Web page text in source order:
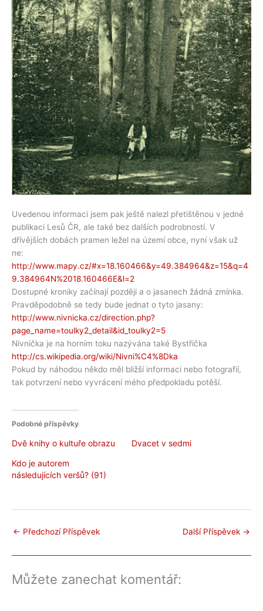
Uvedenou informaci jsem pak ještě nalezl přetištěnou v jedné
publikaci Lesů ČR, ale také bez dalších podrobností. V
dřívějších dobách pramen ležel na území obce, nyní však už
ne:
http://www.mapy.cz/#x=18.160466&y=49.384964&z=15&q=4
9.384964N%2018.160466E&l=2
Dostupné kroniky začínají později a o jasanech žádná zmínka.
Pravděpodobně se tedy bude jednat o tyto jasany:
http://www.nivnicka.cz/direction.php?
page_name=toulky2_detail&id_toulky2=5
Nivnička je na horním toku nazývána také Bystřička
http://cs.wikipedia.org/wiki/Nivni%C4%8Dka
Pokud by náhodou někdo měl bližší informaci nebo fotografií,
tak potvrzení nebo vyvrácení mého předpokladu potěší.
Podobné příspěvky
Dvě knihy o kultuře obrazu
Dvacet v sedmi
Kdo je autorem
následujících veršů? (91)
← Předchozí Příspěvek Další Příspěvek →
Můžete zanechat komentář: